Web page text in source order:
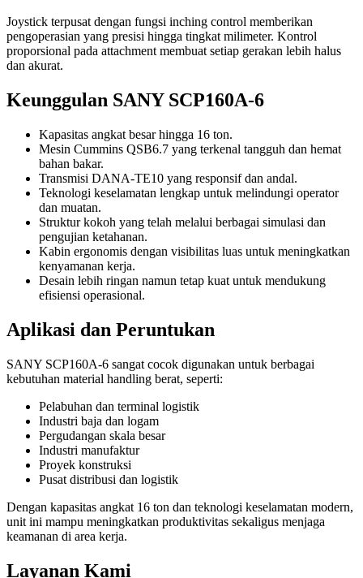
Joystick terpusat dengan fungsi inching control memberikan
pengoperasian yang presisi hingga tingkat milimeter. Kontrol
proporsional pada attachment membuat setiap gerakan lebih halus
dan akurat.
Keunggulan SANY SCP160A-6
Kapasitas angkat besar hingga 16 ton.
Mesin Cummins QSB6.7 yang terkenal tangguh dan hemat
bahan bakar.
Transmisi DANA-TE10 yang responsif dan andal.
Teknologi keselamatan lengkap untuk melindungi operator
dan muatan.
Struktur kokoh yang telah melalui berbagai simulasi dan
pengujian ketahanan.
Kabin ergonomis dengan visibilitas luas untuk meningkatkan
kenyamanan kerja.
Desain lebih ringan namun tetap kuat untuk mendukung
efisiensi operasional.
Aplikasi dan Peruntukan
SANY SCP160A-6 sangat cocok digunakan untuk berbagai
kebutuhan material handling berat, seperti:
Pelabuhan dan terminal logistik
Industri baja dan logam
Pergudangan skala besar
Industri manufaktur
Proyek konstruksi
Pusat distribusi dan logistik
Dengan kapasitas angkat 16 ton dan teknologi keselamatan modern,
unit ini mampu meningkatkan produktivitas sekaligus menjaga
keamanan di area kerja.
Layanan Kami